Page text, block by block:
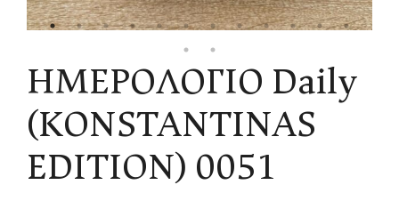
ΗΜΕΡΟΛΟΓΙΟ Daily
(KONSTANTINAS
EDITION) 0051